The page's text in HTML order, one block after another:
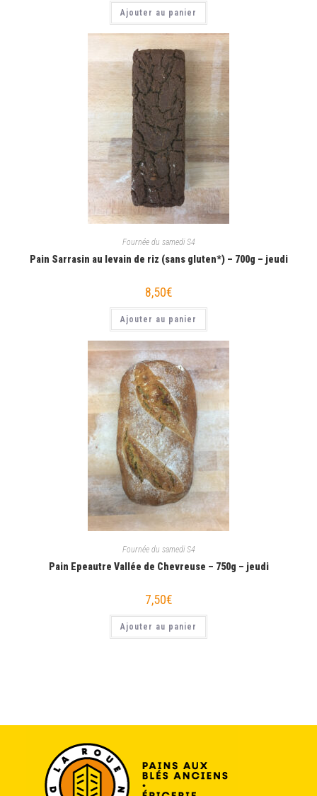
Ajouter au panier
Fournée du samedi S4
Pain Sarrasin au levain de riz (sans gluten*) – 700g – jeudi
8,50€
Ajouter au panier
Fournée du samedi S4
Pain Epeautre Vallée de Chevreuse – 750g – jeudi
7,50€
Ajouter au panier